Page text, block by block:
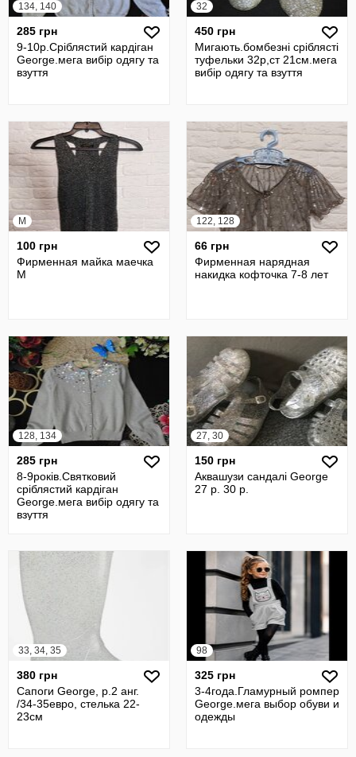
134, 140
285 грн
9-10р.Сріблястий кардіган
George.мега вибір одягу та
взуття
32
450 грн
Мигають.бомбезні сріблясті
туфельки 32р,ст 21см.мега
вибір одягу та взуття
M
100 грн
Фирменная майка маечка
M
122, 128
66 грн
Фирменная нарядная
накидка кофточка 7-8 лет
128, 134
285 грн
8-9років.Святковий
сріблястий кардіган
George.мега вибір одягу та
взуття
27, 30
150 грн
Аквашузи сандалі George
27 р. 30 р.
33, 34, 35
380 грн
Сапоги George, р.2 анг.
/34-35евро, стелька 22-
23см
98
325 грн
3-4года.Гламурный ромпер
George.мега выбор обуви и
одежды